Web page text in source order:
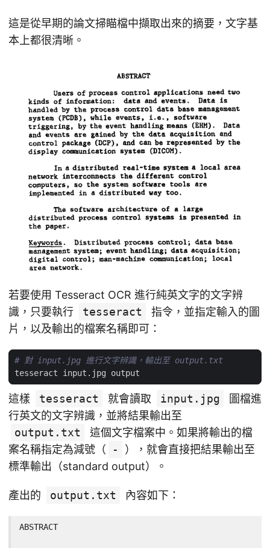
這是從早期的論文掃瞄檔中擷取出來的摘要，文字基
本上都很清晰。
若要使用 Tesseract OCR 進行純英文字的文字辨
識，只要執行
tesseract
指令，並指定輸入的圖
片，以及輸出的檔案名稱即可：
# 對 input.jpg 進行文字辨識，輸出至 output.txt
這樣 tesseract 就會讀取 input.jpg
圖檔進
行英文的文字辨識，並將結果輸出至
output.txt
這個文字檔案中。如果將輸出的檔
案名稱指定為減號（
-
），就會直接把結果輸出至
標準輸出（standard output）。
產出的 output.txt 內容如下：
ABSTRACT